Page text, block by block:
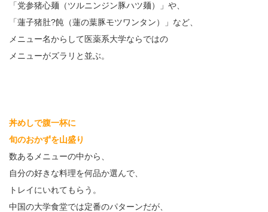
「党参猪心麺（ツルニンジン豚ハツ麺）」や、
「蓮子猪肚?飩（蓮の葉豚モツワンタン）」など、
メニュー名からして医薬系大学ならではの
メニューがズラリと並ぶ。
丼めしで腹一杯に
旬のおかずを山盛り
数あるメニューの中から、
自分の好きな料理を何品か選んで、
トレイにいれてもらう。
中国の大学食堂では定番のパターンだが、